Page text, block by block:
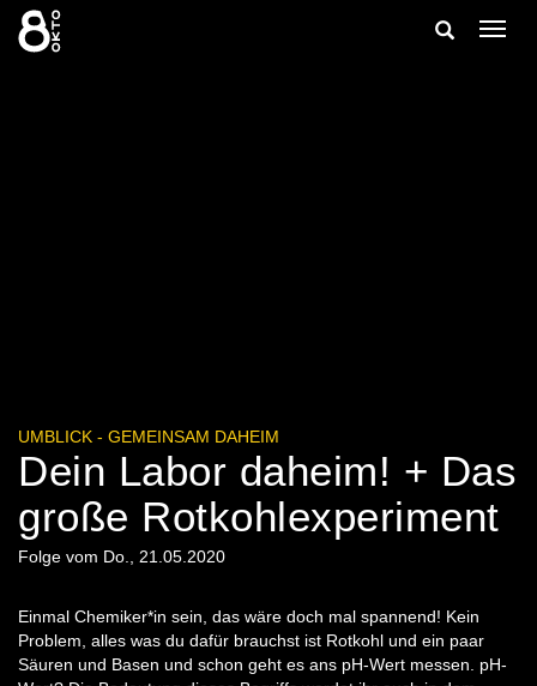
Zum
Inhalt
springen
Suche
UMBLICK - GEMEINSAM DAHEIM
Dein Labor daheim! + Das
große Rotkohlexperiment
Folge vom Do., 21.05.2020
Einmal Chemiker*in sein, das wäre doch mal spannend! Kein
Problem, alles was du dafür brauchst ist Rotkohl und ein paar
Säuren und Basen und schon geht es ans pH-Wert messen. pH-